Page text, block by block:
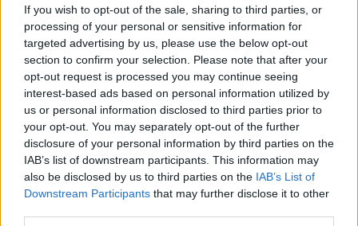
If you wish to opt-out of the sale, sharing to third parties, or
processing of your personal or sensitive information for
targeted advertising by us, please use the below opt-out
section to confirm your selection. Please note that after your
opt-out request is processed you may continue seeing
interest-based ads based on personal information utilized by
us or personal information disclosed to third parties prior to
your opt-out. You may separately opt-out of the further
disclosure of your personal information by third parties on the
IAB’s list of downstream participants. This information may
also be disclosed by us to third parties on the IAB’s List of
Downstream Participants that may further disclose it to other
egészségpénztártól